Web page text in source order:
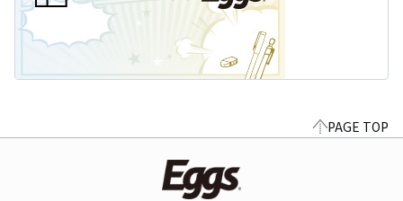
PAGE TOP